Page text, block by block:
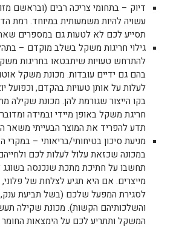
דיוק – בתחומי צריכה רבים (ובראשם
עשויה להיות משמעותית במיוחד. רמת
תסייע לכם לא לטעות גם במספרים
גילוי חריגות משקל בשלב מוקדם –
להתרחש טעויות שיתבטאו בחריגות
בהם גם ידיים עובדות. מכונת משקל
לעלות על אותן טעויות בהקדם, וכפועל
בקו הייצור שגורמת להן. מכונת שקילה
חריגת משקל באופן מיידי ובמידה
תדע להפריד את המוצר הבעייתי משאר
מניעת סיכון בטיחותי/בריאותי – במקרי
במכונה שכזאת עלול לעלות לכם
תחשבו על חתיכת מתכת שנכנסה בשוגג
מייצרים. אם היא תגיע לצלחת של
לסגירת המפעל שלכם (בשל תביעת
והשלכותיהם הקשות). מכונת שקילה
המשקל ותתריע לכם על הימצאות